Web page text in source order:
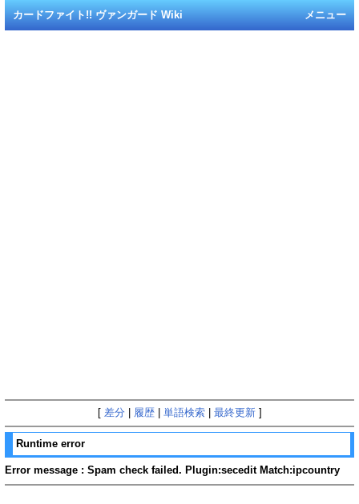
メニュー
カードファイト!! ヴァンガード Wiki
[ 差分 履歴| 単語検索| 最終更新]
Runtime error
Error message : Spam check failed. Plugin:secedit Match:ipcountry